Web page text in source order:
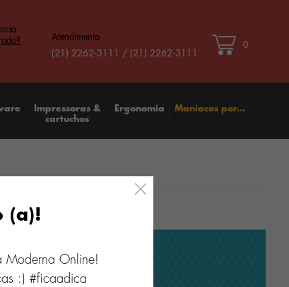
Atendimento
(21) 2262-3111 / (21) 2262-3111
0
Impressoras &
cartuchos
Ergonomia Maniacos por...
(a)!
Moderna Online!
:) #ficaadica